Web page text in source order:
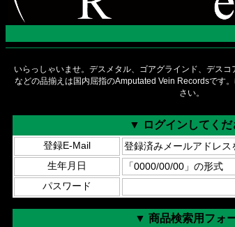
いらっしゃいませ。デスメタル、ゴアグラインド、デス
などの品揃えは国内屈指のAmputated Vein Recordsです
さい。
▼ ログインしてくだ
登録E-Mail
生年月日
パスワード
▼ 商品検索用フォ